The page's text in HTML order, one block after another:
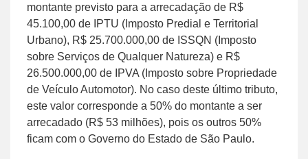
montante previsto para a arrecadação de R$
45.100,00 de IPTU (Imposto Predial e Territorial
Urbano), R$ 25.700.000,00 de ISSQN (Imposto
sobre Serviços de Qualquer Natureza) e R$
26.500.000,00 de IPVA (Imposto sobre Propriedade
de Veículo Automotor). No caso deste último tributo,
este valor corresponde a 50% do montante a ser
arrecadado (R$ 53 milhões), pois os outros 50%
ficam com o Governo do Estado de São Paulo.